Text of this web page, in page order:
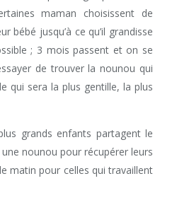
maman choisissent de
jusqu’à ce qu’il grandisse
; 3 mois passent et on se
de trouver la nounou qui
qui sera la plus gentille, la plus
grands enfants partagent le
nounou pour récupérer leurs
matin pour celles qui travaillent